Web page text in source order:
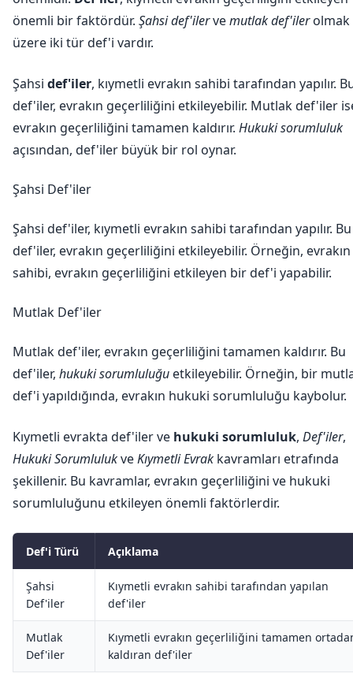
önemli bir faktördür. Şahsi def'ilervemutlak def'ilerolmak
üzere iki tür def'i vardır.
Şahsi def'iler, kıymetli evrakın sahibi tarafından yapılır.
def'iler, evrakın geçerliliğini etkileyebilir. Mutlak def'iler
evrakın geçerliliğini tamamen kaldırır. Hukuki sorumluluk
açısından, def'iler büyük bir rol oynar.
Şahsi Def'iler
Şahsi def'iler, kıymetli evrakın sahibi tarafından yapılır. Bu
def'iler, evrakın geçerliliğini etkileyebilir. Örneğin, evrakın
sahibi, evrakın geçerliliğini etkileyen bir def'i yapabilir.
Mutlak Def'iler
Mutlak def'iler, evrakın geçerliliğini tamamen kaldırır. Bu
def'iler, hukuki sorumluluğu etkileyebilir. Örneğin, bir
def'i yapıldığında, evrakın hukuki sorumluluğu kaybolur.
Kıymetli evrakta def'iler ve hukuki sorumluluk, Def'iler,
Hukuki SorumlulukveKıymetli Evrak kavramları etrafında
şekillenir. Bu kavramlar, evrakın geçerliliğini ve hukuki
sorumluluğunu etkileyen önemli faktörlerdir.
Def'i Türü Açıklama
Şahsi
Def'iler
Kıymetli evrakın sahibi tarafından yapılan
def'iler
Mutlak
Def'iler
Kıymetli evrakın geçerliliğini tamamen
kaldıran def'iler